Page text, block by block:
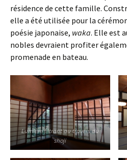
résidence de cette famille.
elle a été utilisée pour la
poésie japonaise, waka. Elle est
nobles devraient profiter
promenade en bateau.
Lumière filtrant au travers du
shoji